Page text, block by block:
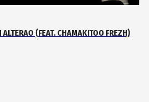
(FEAT. CHAMAKITOO FREZH)